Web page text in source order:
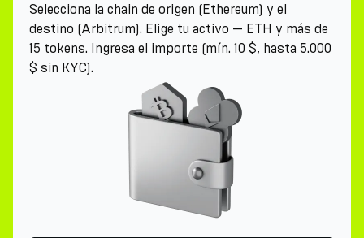
Selecciona la chain de origen (Ethereum) y el
destino (Arbitrum). Elige tu activo — ETH y más de
15 tokens. Ingresa el importe (mín. 10 $, hasta 5.000
$ sin KYC).